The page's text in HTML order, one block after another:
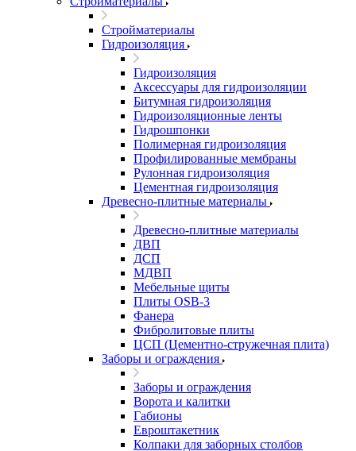
Стройматериалы
Гидроизоляция
Гидроизоляция
Аксессуары для гидроизоляции
Битумная гидроизоляция
Гидроизоляционные ленты
Гидрошпонки
Полимерная гидроизоляция
Профилированные мембраны
Рулонная гидроизоляция
Цементная гидроизоляция
Древесно-плитные материалы
Древесно-плитные материалы
ДВП
ДСП
МДВП
Мебельные щиты
Плиты OSB-3
Фанера
Фибролитовые плиты
ЦСП (Цементно-стружечная плита)
Заборы и ограждения
Заборы и ограждения
Ворота и калитки
Габионы
Евроштакетник
Колпаки для заборных столбов